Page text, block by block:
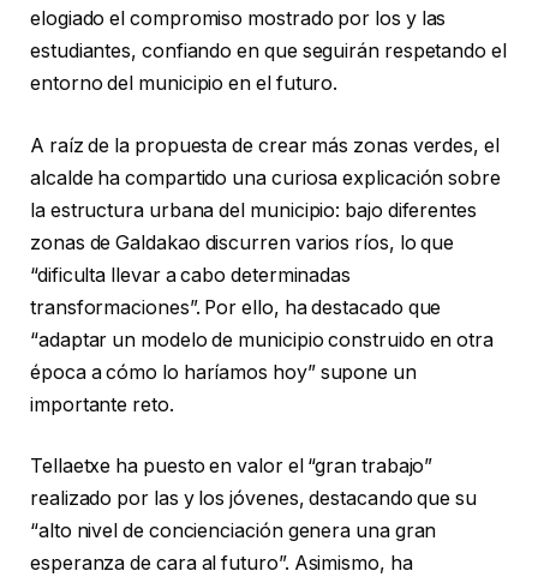
elogiado el compromiso mostrado por los y las
estudiantes, confiando en que seguirán respetando el
entorno del municipio en el futuro.
A raíz de la propuesta de crear más zonas verdes, el
alcalde ha compartido una curiosa explicación sobre
la estructura urbana del municipio: bajo diferentes
zonas de Galdakao discurren varios ríos, lo que
“dificulta llevar a cabo determinadas
transformaciones”. Por ello, ha destacado que
“adaptar un modelo de municipio construido en otra
época a cómo lo haríamos hoy” supone un
importante reto.
Tellaetxe ha puesto en valor el “gran trabajo”
realizado por las y los jóvenes, destacando que su
“alto nivel de concienciación genera una gran
esperanza de cara al futuro”. Asimismo, ha